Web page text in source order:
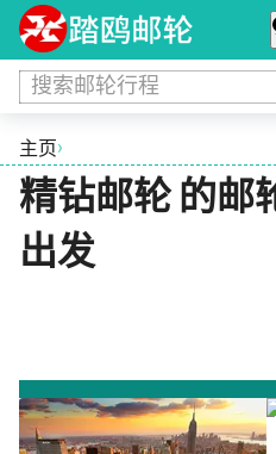
搜索邮轮行程
主页›
精钻邮轮 的邮
出发